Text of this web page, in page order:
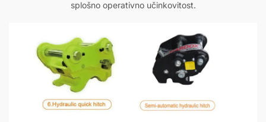
splošno operativno učinkovitost.